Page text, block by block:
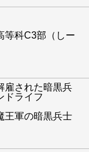
等科C3部（しー
雇された暗黒兵
ドライフ
王軍の暗黒兵士